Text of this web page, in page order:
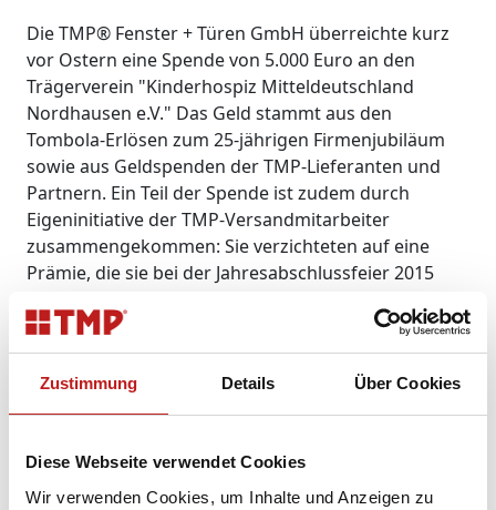
Zustimmung Details Über Cookies
Diese Webseite verwendet Cookies
Wir verwenden Cookies, um Inhalte und Anzeigen zu
Die TMP® Fenster + Türen GmbH überreichte kurz
vor Ostern eine Spende von 5.000 Euro an den
Trägerverein "Kinderhospiz Mitteldeutschland
Nordhausen e.V." Das Geld stammt aus den
Tombola-Erlösen zum 25-jährigen Firmenjubiläum
sowie aus Geldspenden der TMP-Lieferanten und
Partnern. Ein Teil der Spende ist zudem durch
Eigeninitiative der TMP-Versandmitarbeiter
zusammengekommen: Sie verzichteten auf eine
Prämie, die sie bei der Jahresabschlussfeier 2015
Betrag. Der Rest wurde von TMP® aufgestockt. Das
Geld kommt dem stationären Kinder- und
Jugendhospiz in Tambach-Dietharz zugute. Die
Krankenkassen allein nicht ausreicht, um die Arbeit
abzusichern. Das ganzheitliche Pflege- und